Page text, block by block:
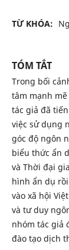
TỪ KHÓA:
TÓM TẮT
Trong bối
tâm mạnh
tác giả đã
việc sử dụng
góc độ ngôn
biểu thức ẩn
và Thời đại
hình ẩn dụ
vào xã hội
và tư duy
nhóm tác giả
đào tạo dịch